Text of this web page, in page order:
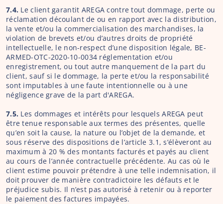
7.4. Le client garantit AREGA contre tout dommage, perte ou
réclamation découlant de ou en rapport avec la distribution,
la vente et/ou la commercialisation des marchandises, la
violation de brevets et/ou d’autres droits de propriété
intellectuelle, le non-respect d’une disposition légale, BE-
ARMED-OTC-2020-10-0034 réglementation et/ou
enregistrement, ou tout autre manquement de la part du
client, sauf si le dommage, la perte et/ou la responsabilité
sont imputables à une faute intentionnelle ou à une
négligence grave de la part d'AREGA.
7.5. Les dommages et intérêts pour lesquels AREGA peut
être tenue responsable aux termes des présentes, quelle
qu’en soit la cause, la nature ou l’objet de la demande, et
sous réserve des dispositions de l’article 3.1, s’élèveront au
maximum à 20 % des montants facturés et payés au client
au cours de l’année contractuelle précédente. Au cas où le
client estime pouvoir prétendre à une telle indemnisation, il
doit prouver de manière contradictoire les défauts et le
préjudice subis. Il n’est pas autorisé à retenir ou à reporter
le paiement des factures impayées.